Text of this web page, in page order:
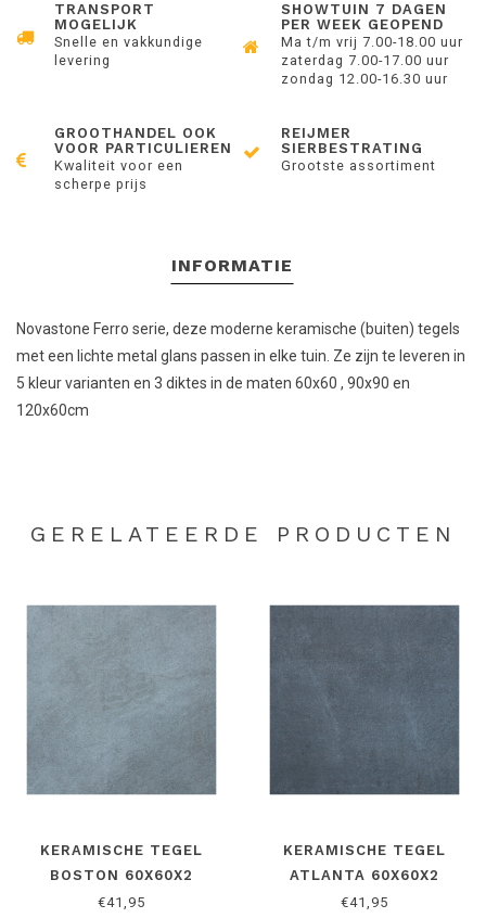
TRANSPORT
MOGELIJK
Snelle en vakkundige
levering
SHOWTUIN 7 DAGEN
PER WEEK GEOPEND
Ma t/m vrij 7.00-18.00 uur
zaterdag 7.00-17.00 uur
zondag 12.00-16.30 uur
GROOTHANDEL OOK
VOOR PARTICULIEREN
Kwaliteit voor een
scherpe prijs
REIJMER
SIERBESTRATING
Grootste assortiment
INFORMATIE
Novastone Ferro serie, deze moderne keramische (buiten) tegels
met een lichte metal glans passen in elke tuin. Ze zijn te leveren in
5 kleur varianten en 3 diktes in de maten 60x60 , 90x90 en
120x60cm
GERELATEERDE PRODUCTEN
KERAMISCHE TEGEL
BOSTON 60X60X2
€41,95
KERAMISCHE TEGEL
ATLANTA 60X60X2
€41,95